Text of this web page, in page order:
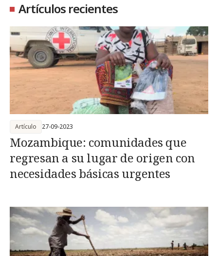
Artículos recientes
Mozambique: comunidades que
regresan a su lugar de origen con
necesidades básicas urgentes
Artículo 27-09-2023